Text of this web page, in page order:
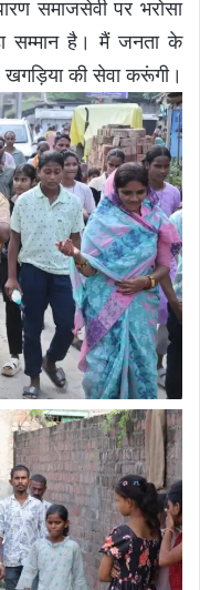
समाजसेवी पर भरोसा
सम्मान है। मैं जनता के
की सेवा करूंगी।